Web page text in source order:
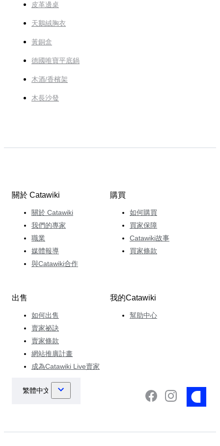
皮革邊桌
天鵝絨胸衣
黃銅盒
德國唯寶平底鍋
木酒/香檳架
木長沙發
關於 Catawiki
關於 Catawiki
我們的專家
職業
媒體報導
與Catawiki合作
購買
如何購買
買家保障
Catawiki故事
買家條款
出售
如何出售
賣家祕訣
賣家條款
網站推廣計畫
成為Catawiki Live賣家
我的Catawiki
幫助中心